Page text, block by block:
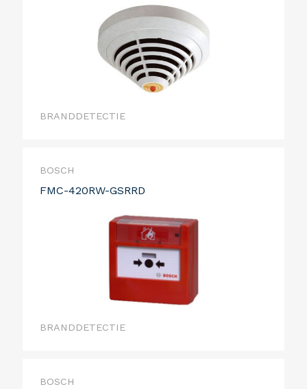
BRANDDETECTIE
BOSCH
FMC-420RW-GSRRD
BRANDDETECTIE
BOSCH